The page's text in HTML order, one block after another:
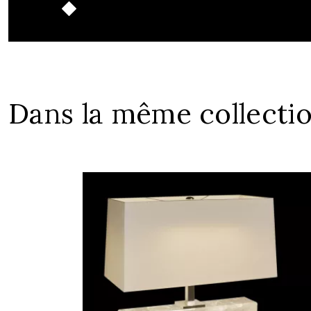
Dans la même